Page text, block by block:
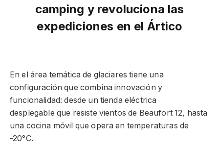
camping y revoluciona las
expediciones en el Ártico
En el área temática de glaciares tiene una
configuración que combina innovación y
funcionalidad: desde un tienda eléctrica
desplegable que resiste vientos de Beaufort 12, hasta
una cocina móvil que opera en temperaturas de
-20°C.